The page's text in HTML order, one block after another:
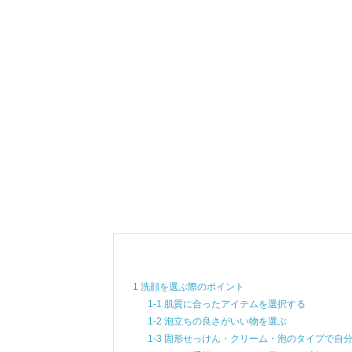
1 洗顔を選ぶ際のポイント
1-1 肌質に合ったアイテムを選択する
1-2 泡立ちの良さがいい物を選ぶ
1-3 固形せっけん・クリーム・泡のタイプで自